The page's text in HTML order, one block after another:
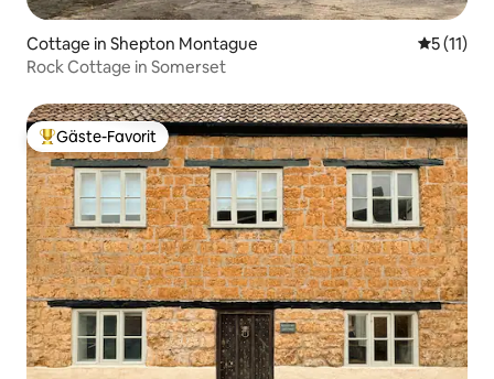
Cottage in Shepton Montague
5 (11)
Rock Cottage in Somerset
Beliebter Gäste-Favorit.
Gäste-Favorit